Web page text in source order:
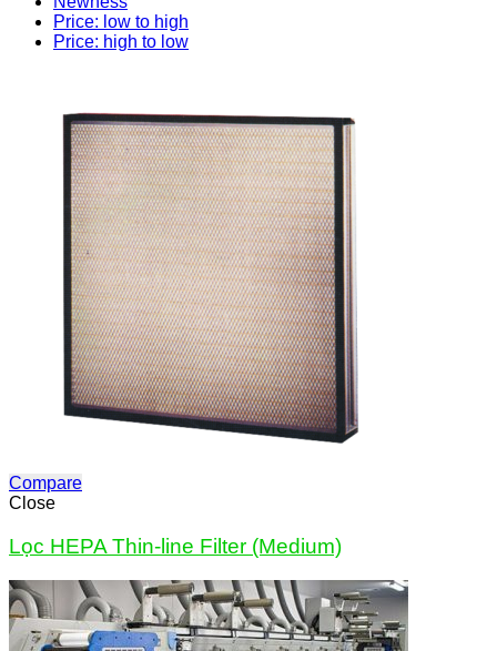
Price: low to high
Price: high to low
Compare
Close
Lọc HEPA Thin-line Filter (Medium)